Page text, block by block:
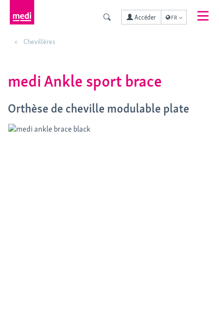
Accéder FR
Chevillères
medi Ankle sport brace
Orthèse de cheville modulable plate